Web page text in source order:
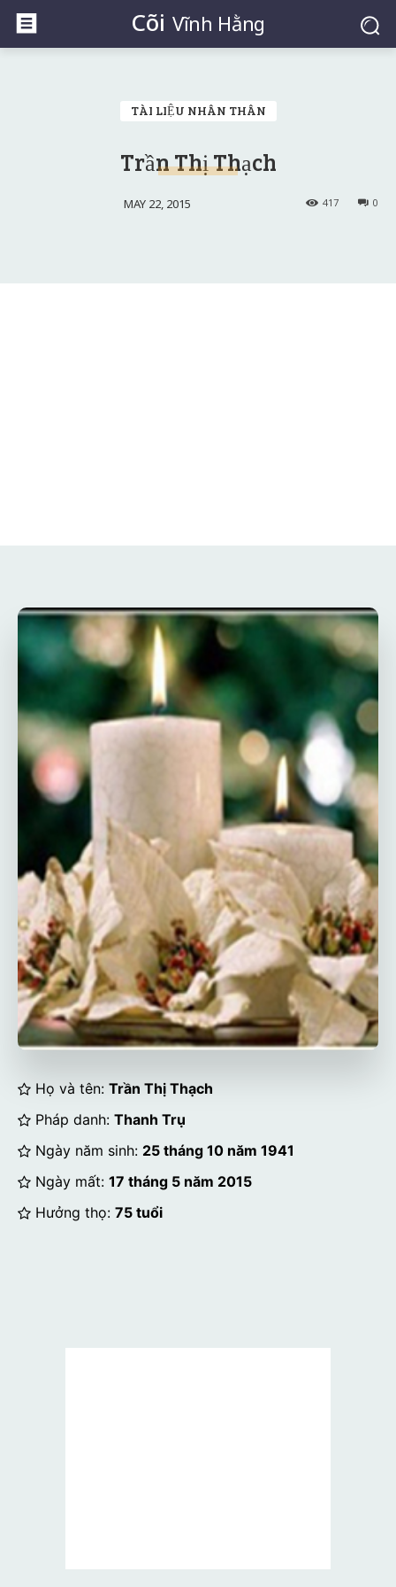
Cõi Vĩnh Hằng
TÀI LIỆU NHÂN THÂN
Trần Thị Thạch
MAY 22, 2015 0
417
Họ và tên: Trần Thị Thạch
Pháp danh: Thanh Trụ
Ngày năm sinh: 25 tháng 10 năm 1941
Ngày mất: 17 tháng 5 năm 2015
Hưởng thọ: 75 tuổi